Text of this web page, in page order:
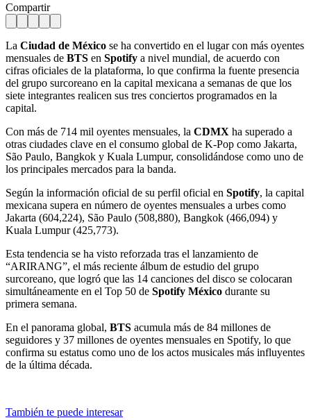
Compartir
La Ciudad de México se ha convertido en el lugar con más oyentes
mensuales de BTS en Spotify a nivel mundial, de acuerdo con
cifras oficiales de la plataforma, lo que confirma la fuente presencia
del grupo surcoreano en la capital mexicana a semanas de que los
siete integrantes realicen sus tres conciertos programados en la
capital.
Con más de 714 mil oyentes mensuales, la CDMX ha superado a
otras ciudades clave en el consumo global de K-Pop como Jakarta,
São Paulo, Bangkok y Kuala Lumpur, consolidándose como uno de
los principales mercados para la banda.
Según la información oficial de su perfil oficial en Spotify, la capital
mexicana supera en número de oyentes mensuales a urbes como
Jakarta (604,224), São Paulo (508,880), Bangkok (466,094) y
Kuala Lumpur (425,773).
Esta tendencia se ha visto reforzada tras el lanzamiento de
“ARIRANG”, el más reciente álbum de estudio del grupo
surcoreano, que logró que las 14 canciones del disco se colocaran
simultáneamente en el Top 50 de Spotify México durante su
primera semana.
En el panorama global, BTS acumula más de 84 millones de
seguidores y 37 millones de oyentes mensuales en Spotify, lo que
confirma su estatus como uno de los actos musicales más influyentes
de la última década.
También te puede interesar